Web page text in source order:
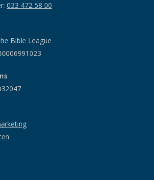
033 472 58 00
Bible League